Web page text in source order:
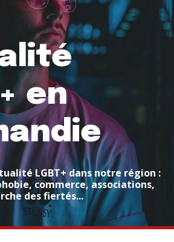
en
LGBT+ dans notre région :
commerce, associations,
des fiertés...